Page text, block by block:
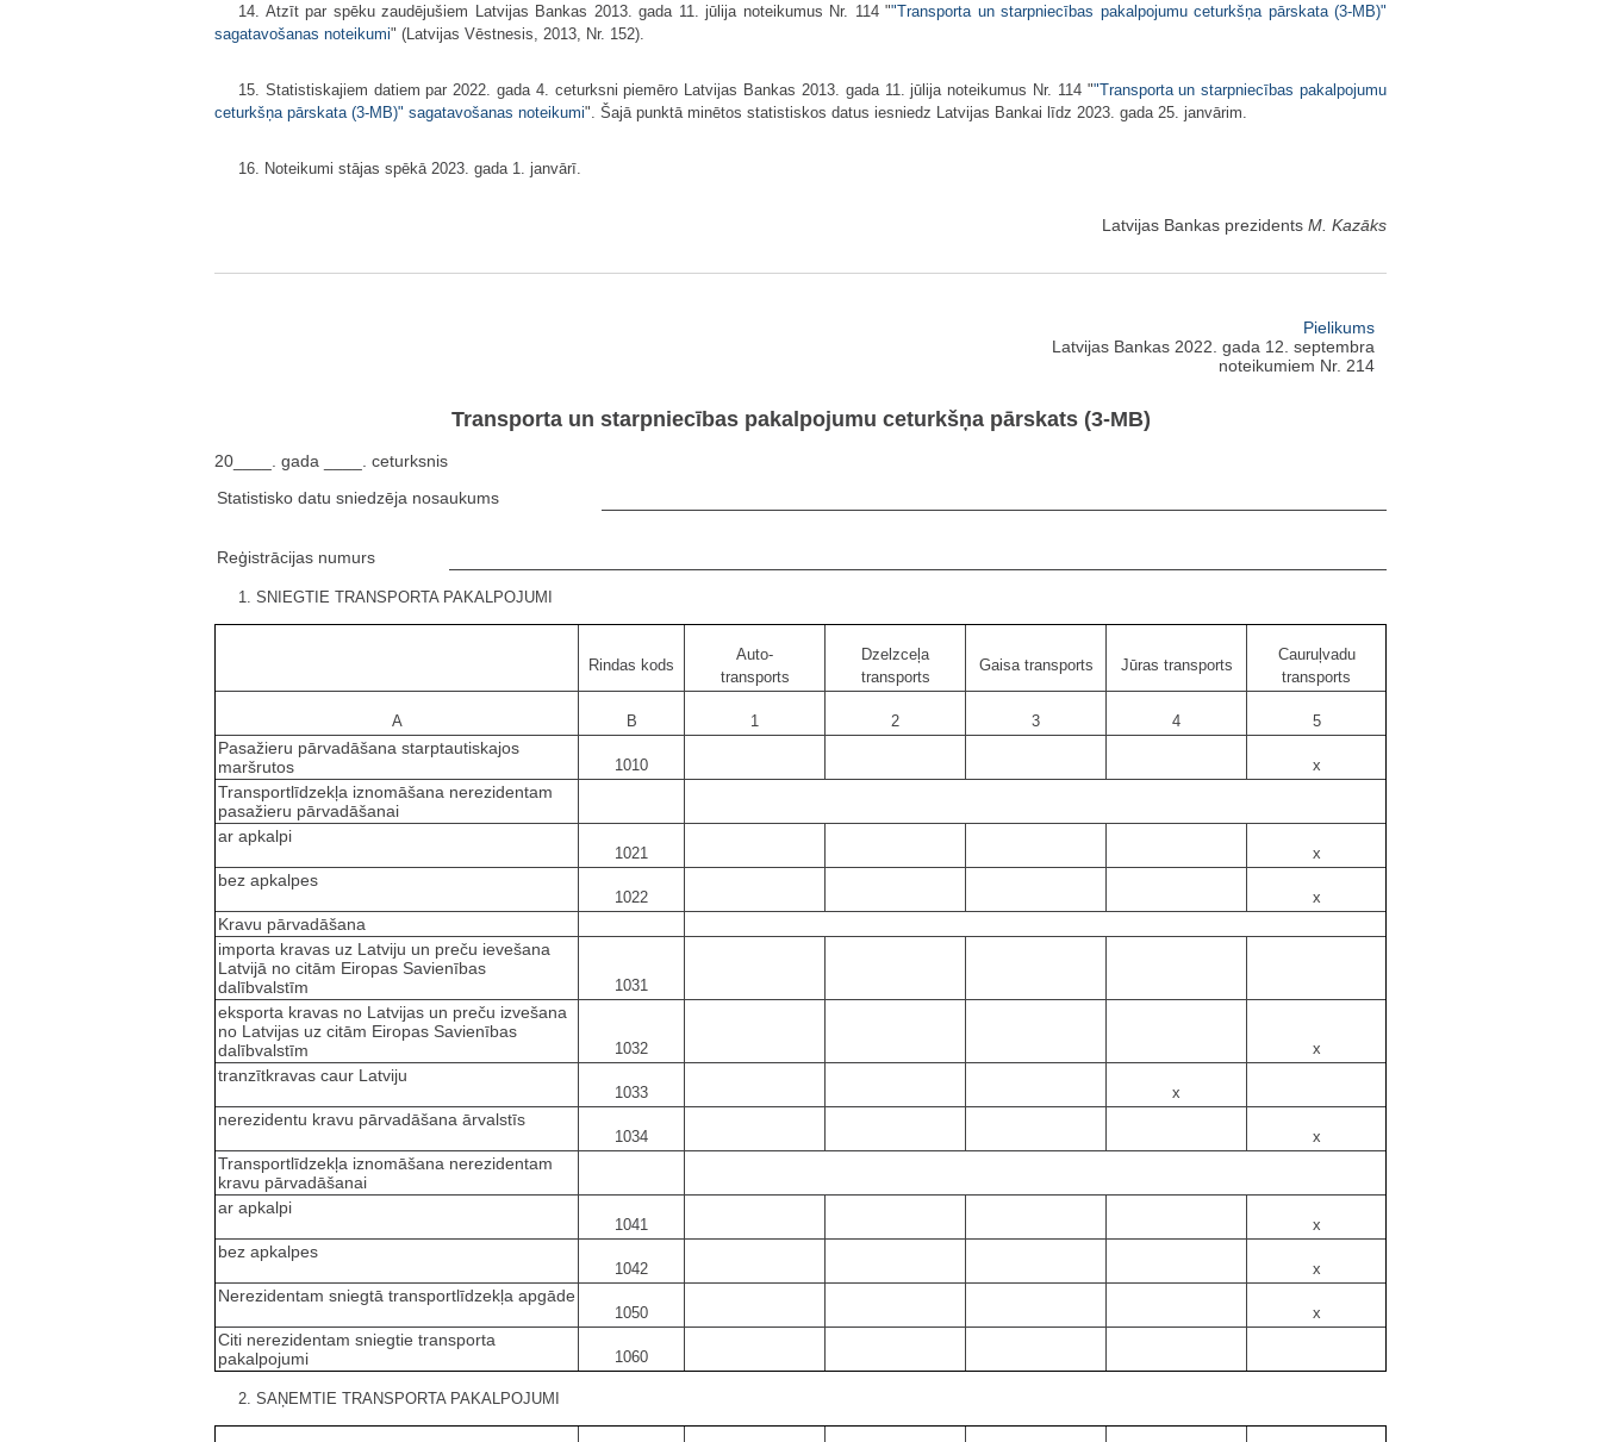
14. Atzīt par spēku zaudējušiem Latvijas Bankas 2013. gada 11. jūlija noteikumus Nr. 114 ""Transporta un starpniecības pakalpojumu ceturkšņa pārskata (3-MB)"
sagatavošanas noteikumi" (Latvijas Vēstnesis, 2013, Nr. 152).
15. Statistiskajiem datiem par 2022. gada 4. ceturksni piemēro Latvijas Bankas 2013. gada 11. jūlija noteikumus Nr. 114 ""Transporta un starpniecības pakalpojumu
ceturkšņa pārskata (3-MB)" sagatavošanas noteikumi". Šajā punktā minētos statistiskos datus iesniedz Latvijas Bankai līdz 2023. gada 25. janvārim.
16. Noteikumi stājas spēkā 2023. gada 1. janvārī.
Latvijas Bankas prezidents M. Kazāks
Pielikums
Latvijas Bankas 2022. gada 12. septembra
noteikumiem Nr. 214
Transporta un starpniecības pakalpojumu ceturkšņa pārskats (3-MB)
20____. gada ____. ceturksnis
Statistisko datu sniedzēja nosaukums
Reģistrācijas numurs
1. SNIEGTIE TRANSPORTA PAKALPOJUMI
Rindas kods
Auto-
transports
Dzelzceļa
transports
Gaisa transports Jūras transports
Cauruļvadu
transports
A B 1 2 3 4 5
Pasažieru pārvadāšana starptautiskajos
maršrutos
1010 x
Transportlīdzekļa iznomāšana nerezidentam
pasažieru pārvadāšanai
ar apkalpi
1021 x
bez apkalpes
1022 x
Kravu pārvadāšana
importa kravas uz Latviju un preču ievešana
Latvijā no citām Eiropas Savienības
dalībvalstīm
1031
eksporta kravas no Latvijas un preču izvešana
no Latvijas uz citām Eiropas Savienības
dalībvalstīm
1032 x
tranzītkravas caur Latviju
1033 x
nerezidentu kravu pārvadāšana ārvalstīs
1034 x
Transportlīdzekļa iznomāšana nerezidentam
kravu pārvadāšanai
ar apkalpi
1041 x
bez apkalpes
1042 x
Nerezidentam sniegtā transportlīdzekļa apgāde
1050 x
Citi nerezidentam sniegtie transporta
pakalpojumi
1060
2. SAŅEMTIE TRANSPORTA PAKALPOJUMI